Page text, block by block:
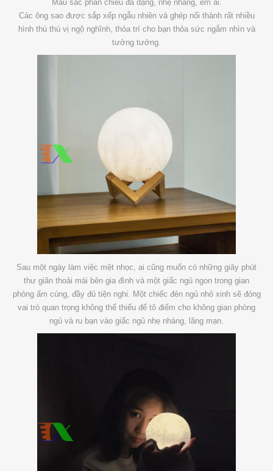
Màu sắc phản chiếu đa dạng, nhẹ nhàng, êm ái.
Các ông sao được sắp xếp ngẫu nhiên và ghép nối thành rất nhiều
hình thù thú vị ngộ nghĩnh, thỏa trí cho bạn thỏa sức ngắm nhìn và
tưởng tưởng.
Sau một ngày làm việc mệt nhọc, ai cũng muốn có những giây phút
thư giãn thoải mái bên gia đình và một giấc ngủ ngon trong gian
phòng ấm cúng, đầy đủ tiện nghi. Một chiếc đèn ngủ nhỏ xinh sẽ đóng
vai trò quan trọng không thể thiếu để tô điểm cho không gian phòng
ngủ và ru bạn vào giấc ngủ nhẹ nhàng, lãng mạn.